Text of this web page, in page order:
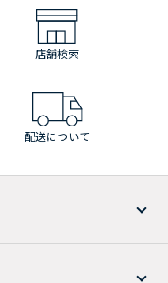
店舗検索
配送について